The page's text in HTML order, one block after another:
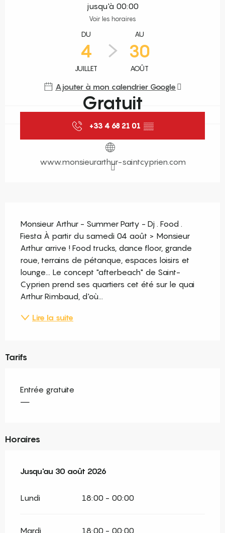
jusqu'à 00:00
Voir les horaires
DU
4
JUILLET
AU
30
AOÛT
Ajouter à mon calendrier Google
Gratuit
+33 4 68 21 01 ▒▒
www.monsieurarthur-saintcyprien.com
Monsieur Arthur - Summer Party - Dj . Food .
Fiesta À partir du samedi 04 août > Monsieur
Arthur arrive ! Food trucks, dance floor, grande
roue, terrains de pétanque, espaces loisirs et
lounge... Le concept "afterbeach" de Saint-
Cyprien prend ses quartiers cet été sur le quai
Arthur Rimbaud, d'où...
Lire la suite
Tarifs
Entrée gratuite
—
Horaires
Du4 juillet 2026au30 août 2026
Jusqu'au 30 août 2026
Lundi 18:00 - 00:00
Mardi 18:00 - 00:00